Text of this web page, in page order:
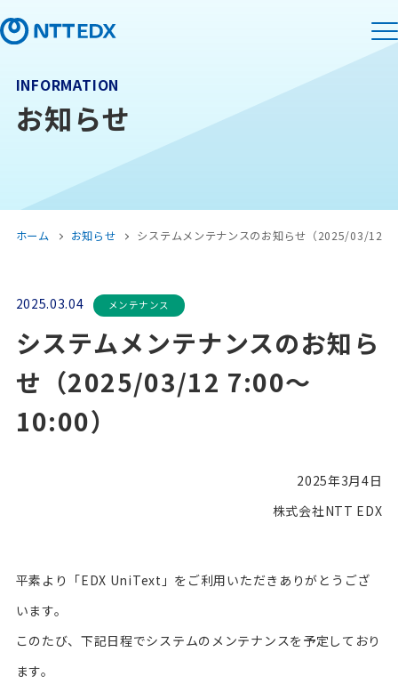
INFORMATION
お知らせ
ホーム お知らせ システムメンテナンスのお知らせ（2025/03/12
2025.03.04 メンテナンス
システムメンテナンスのお知ら
せ（2025/03/12 7:00～
10:00）
2025年3月4日
株式会社NTT EDX
平素より「EDX UniText」をご利用いただきありがとうござ
います。
このたび、下記日程でシステムのメンテナンスを予定しており
ます。